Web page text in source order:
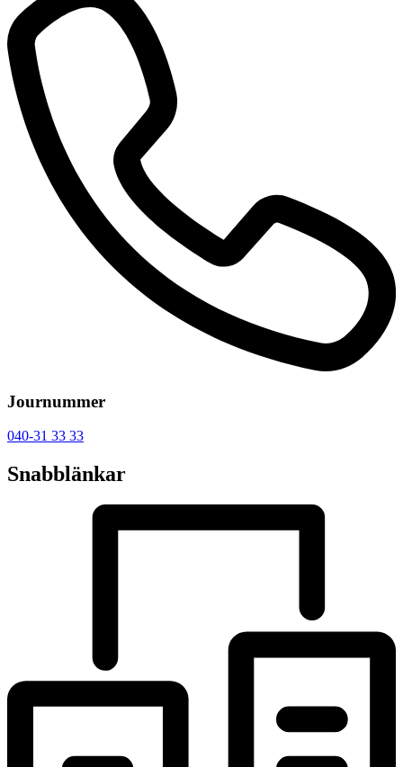
Journummer
040-31 33 33
Snabblänkar